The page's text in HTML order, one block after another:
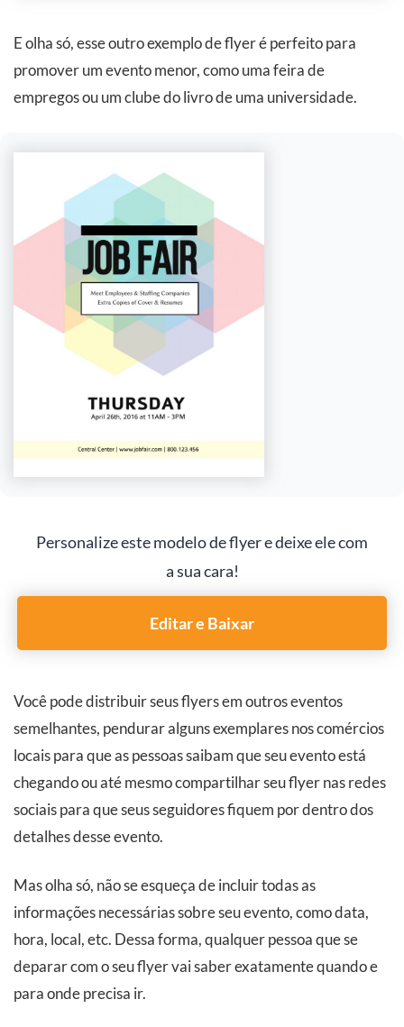
E olha só, esse outro exemplo de flyer é perfeito para
promover um evento menor, como uma feira de
empregos ou um clube do livro de uma universidade.
Personalize este modelo de flyer e deixe ele com
a sua cara!
Editar e Baixar
Você pode distribuir seus flyers em outros eventos
semelhantes, pendurar alguns exemplares nos comércios
locais para que as pessoas saibam que seu evento está
chegando ou até mesmo compartilhar seu flyer nas redes
sociais para que seus seguidores fiquem por dentro dos
detalhes desse evento.
Mas olha só, não se esqueça de incluir todas as
informações necessárias sobre seu evento, como data,
hora, local, etc. Dessa forma, qualquer pessoa que se
deparar com o seu flyer vai saber exatamente quando e
para onde precisa ir.